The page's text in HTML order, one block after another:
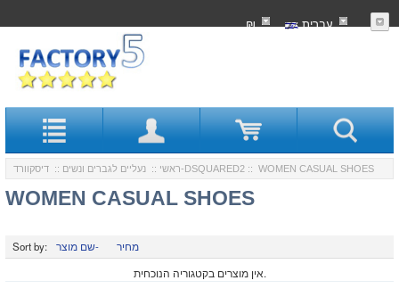
עִברִית ₪
ראשי :: נעליים לגברים ונשים :: דיסקוורד-DSQUARED2 :: WOMEN CASUAL SHOES
WOMEN CASUAL SHOES
Sort by: שם מוצר-
מחיר
אין מוצרים בקטגוריה הנוכחית.